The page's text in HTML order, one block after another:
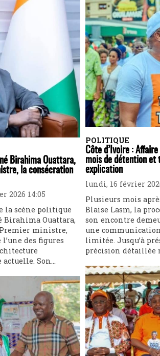
POLITIQUE
Côte d’Ivoire :
mois de détention et
explication
lundi, 16 février
Plusieurs mois
Blaise Lasm, la
son encontre
une
limitée. Jusqu’à
précision détaillée
Birahima Ouattara,
la consécration
2026 14:05
la scène politique
Birahima Ouattara,
ministre,
l’une des figures
Son...